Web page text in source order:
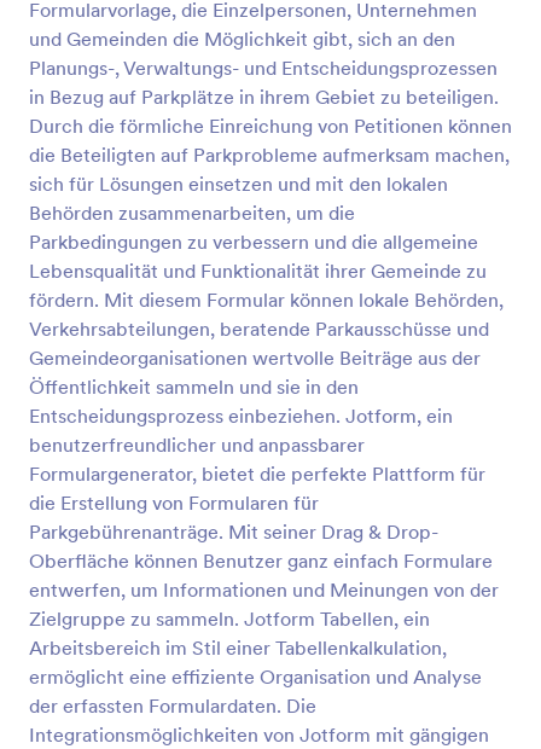
Formularvorlage, die Einzelpersonen, Unternehmen
und Gemeinden die Möglichkeit gibt, sich an den
Planungs-, Verwaltungs- und Entscheidungsprozessen
in Bezug auf Parkplätze in ihrem Gebiet zu beteiligen.
Durch die förmliche Einreichung von Petitionen können
die Beteiligten auf Parkprobleme aufmerksam machen,
sich für Lösungen einsetzen und mit den lokalen
Behörden zusammenarbeiten, um die
Parkbedingungen zu verbessern und die allgemeine
Lebensqualität und Funktionalität ihrer Gemeinde zu
fördern. Mit diesem Formular können lokale Behörden,
Verkehrsabteilungen, beratende Parkausschüsse und
Gemeindeorganisationen wertvolle Beiträge aus der
Öffentlichkeit sammeln und sie in den
Entscheidungsprozess einbeziehen. Jotform, ein
benutzerfreundlicher und anpassbarer
Formulargenerator, bietet die perfekte Plattform für
die Erstellung von Formularen für
Parkgebührenanträge. Mit seiner Drag & Drop-
Oberfläche können Benutzer ganz einfach Formulare
entwerfen, um Informationen und Meinungen von der
Zielgruppe zu sammeln. Jotform Tabellen, ein
Arbeitsbereich im Stil einer Tabellenkalkulation,
ermöglicht eine effiziente Organisation und Analyse
der erfassten Formulardaten. Die
Integrationsmöglichkeiten von Jotform mit gängigen
Vorschau
Online Petitionsformular
Ein Online-Petitionsformular macht es den Bürgern
leicht, Petitionen für jedes beliebige Anliegen zu
erstellen. Egal, ob Sie eine Online-Petition starten
möchten, um das Bewusstsein zu schärfen, gegen
schlechten Service zu protestieren oder
Unterschriften für Ihr Anliegen zu sammeln - mit
Go to Category:
Petitionsformulare